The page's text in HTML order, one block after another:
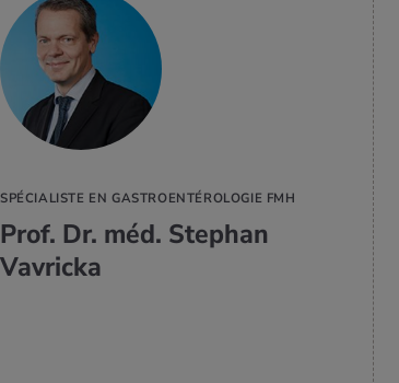
SPÉCIALISTE EN GASTROENTÉROLOGIE FMH
Prof. Dr. méd. Stephan
Vavricka